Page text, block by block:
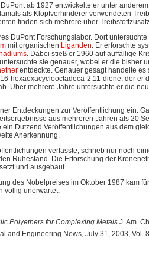
ab 1927 entwickelte er unter
als Klopfverhinderer verwendeten
finden sich mehrere über
DuPont Forschungslabor. Dort
mit organischen Liganden. Er erforschte
. Dabei stieß er 1960 auf auffällige
sie genauer, wobei er die bisher
entdeckte. Genauer gesagt handelte
hexaoxacyclooctadeca-2,11-diene, der er
Über mehrere Jahre untersuchte er die
Entdeckungen zur Veröffentlichung ein.
aus mehreren Jahren als 20
Dutzend Veröffentlichungen aus dem
Anerkennung.
verfasste, schrieb nur noch
Ruhestand. Die Erforschung der
und ausgebaut.
des Nobelpreises im Oktober 1987 kam
völlig unerwartet.
Polyethers for Complexing Metals J. Am.
and Engineering News, July 31, 2003, Vol.